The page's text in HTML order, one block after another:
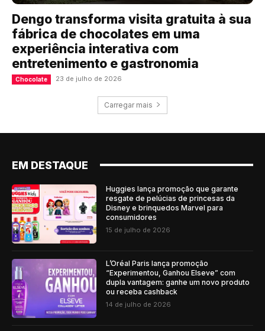
Dengo transforma visita gratuita à sua
fábrica de chocolates em uma
experiência interativa com
entretenimento e gastronomia
Chocolate 23 de julho de 2026
Carregar mais
EM DESTAQUE
Huggies lança promoção que garante
resgate de pelúcias de princesas da
Disney e brinquedos Marvel para
consumidores
15 de julho de 2026
L’Oréal Paris lança promoção
“Experimentou, Ganhou Elseve” com
dupla vantagem: ganhe um novo produto
ou receba cashback
14 de julho de 2026